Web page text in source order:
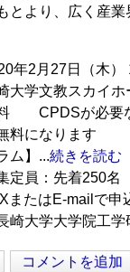
とより、広く産
年2月27日（木）
大学文教スカイホ
料 CPDSが必要
料になります
ム】...続きを読む
集定員：先着250
E-mailで申込
崎大学大学院工
コメントを追加